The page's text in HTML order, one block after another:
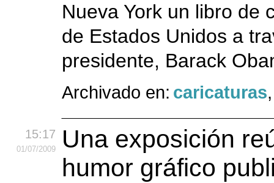
Nueva York un libro de
de Estados Unidos a
presidente, Barack
Archivado en: caricaturas
15:17
01/07/2009
Una exposición
humor gráfico